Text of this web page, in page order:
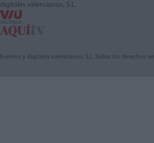
digitales valencianos, S.L.
Eventos y digitales valencianos, S.L. Todos los derechos